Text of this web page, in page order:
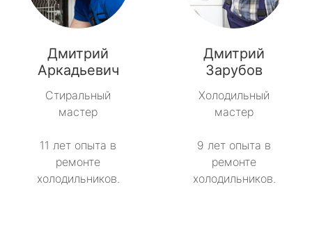
Дмитрий
Аркадьевич
Стиральный
мастер
11 лет опыта в
ремонте
холодильников.
Дмитрий
Зарубов
Холодильный
мастер
9 лет опыта в
ремонте
холодильников.